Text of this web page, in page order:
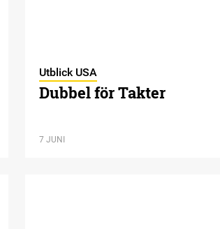
Utblick USA
Dubbel för Takter
7 JUNI